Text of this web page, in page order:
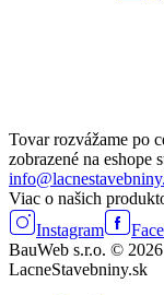
Tovar rozvážame po
zobrazené na eshope
Viac o našich
Instagram
BauWeb s.r.o. © 2026
LacneStavebniny.sk